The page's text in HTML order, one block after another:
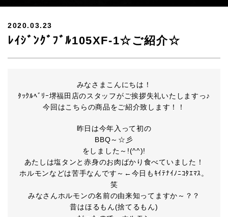
2020.03.23
ﾚｲｼﾞﾝｸﾞﾌﾞﾙ105XF-1☆ご紹介☆
みなさまこんにちは！
ﾀｯｸﾙﾍﾞﾘｰ堺福田店のスタッフがご挨拶失礼いたしますっ♪
今回はこちらの商品をご紹介致します！！
昨日は今年入って初の
BBQ～☆彡
をしました～!(^^)!
あたしは塩タンと赤身のお肉ばかり食べていました！
ホルモンなどは苦手なんです～←今日もｷｲﾃﾅｲﾉﾆｺﾀｴﾏｽ。
笑
みなさんホルモンの名前の由来知ってますか～？？
昔はほるもん(捨てるもん)